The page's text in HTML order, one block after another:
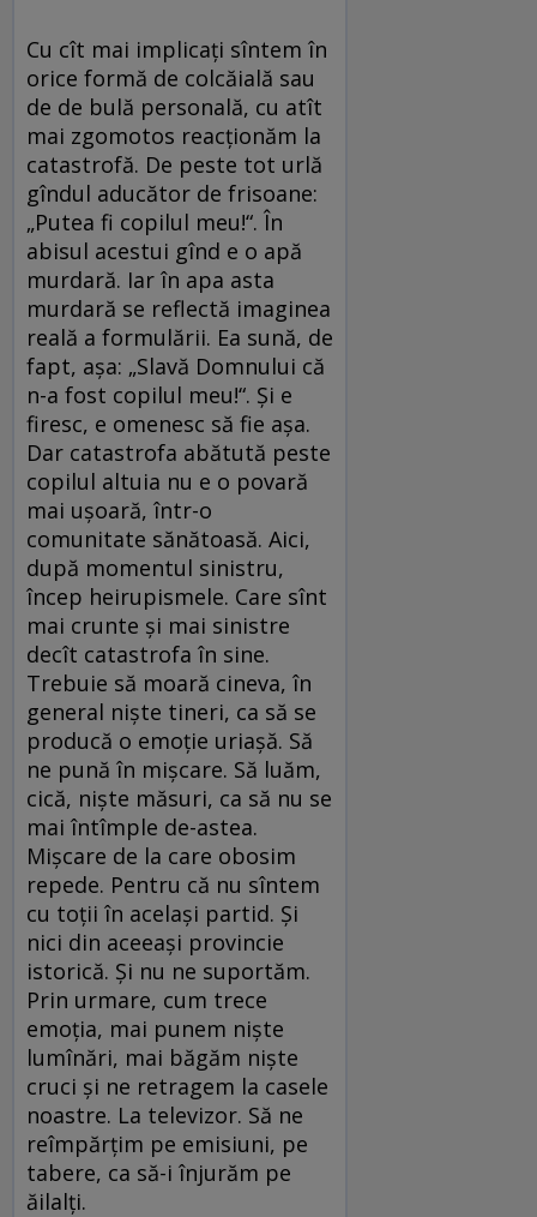
Cu cît mai implicați sîntem în
orice formă de colcăială sau
de de bulă personală, cu atît
mai zgomotos reacționăm la
catastrofă. De peste tot urlă
gîndul aducător de frisoane:
„Putea fi copilul meu!“. În
abisul acestui gînd e o apă
murdară. Iar în apa asta
murdară se reflectă imaginea
reală a formulării. Ea sună, de
fapt, așa: „Slavă Domnului că
n-a fost copilul meu!“. Și e
firesc, e omenesc să fie așa.
Dar catastrofa abătută peste
copilul altuia nu e o povară
mai ușoară, într-o
comunitate sănătoasă. Aici,
după momentul sinistru,
încep heirupismele. Care sînt
mai crunte și mai sinistre
decît catastrofa în sine.
Trebuie să moară cineva, în
general niște tineri, ca să se
producă o emoție uriașă. Să
ne pună în mișcare. Să luăm,
cică, niște măsuri, ca să nu se
mai întîmple de-astea.
Mișcare de la care obosim
repede. Pentru că nu sîntem
cu toții în același partid. Și
nici din aceeași provincie
istorică. Și nu ne suportăm.
Prin urmare, cum trece
emoția, mai punem niște
lumînări, mai băgăm niște
cruci și ne retragem la casele
noastre. La televizor. Să ne
reîmpărțim pe emisiuni, pe
tabere, ca să-i înjurăm pe
ăilalți.